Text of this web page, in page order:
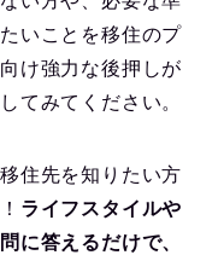
いことを移住のプ
け強力な後押しが
てみてください。
住先を知りたい方
ライフスタイルや
に答えるだけで、